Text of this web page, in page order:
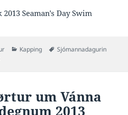
Categories
Kapping Tags
Sjómannadagurin
Vát men væleydnað svimjing um Vánna
um Vánna
2013